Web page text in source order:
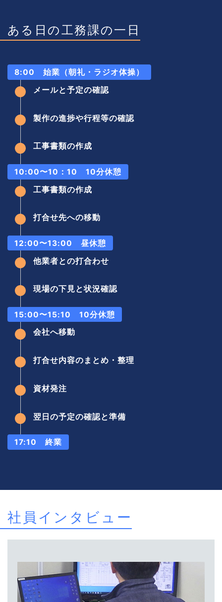
ある日の工務課の一日
8:00 始業（朝礼・ラジオ体操）
メールと予定の確認
製作の進捗や行程等の確認
工事書類の作成
10:00〜10：10 10分休憩
工事書類の作成
打合せ先への移動
12:00〜13:00 昼休憩
他業者との打合わせ
現場の下見と状況確認
15:00〜15:10 10分休憩
会社へ移動
打合せ内容のまとめ・整理
資材発注
翌日の予定の確認と準備
17:10 終業
社員インタビュー